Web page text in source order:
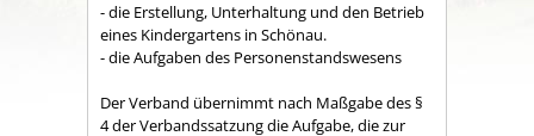
- die Erstellung, Unterhaltung und den Betrieb
eines Kindergartens in Schönau.
- die Aufgaben des Personenstandswesens
Der Verband übernimmt nach Maßgabe des §
4 der Verbandssatzung die Aufgabe, die zur